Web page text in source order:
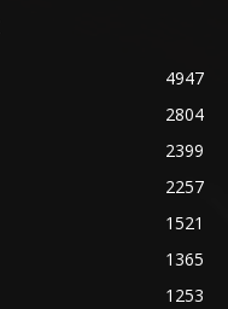
4947
2804
2399
2257
1521
1365
1253